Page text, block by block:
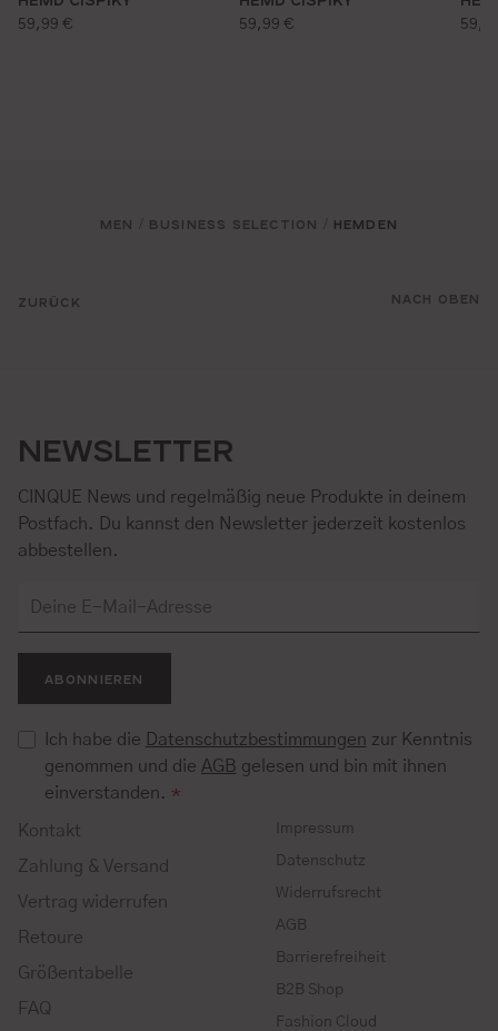
regulärer preis:
59,99 € regulärer preis:
59,99 €
ZURÜCK
MEN BUSINESS SELECTION HEMDEN
NACH OBEN
NEWSLETTER
CINQUE News und regelmäßig neue Produkte in deinem
Postfach. Du kannst den Newsletter jederzeit kostenlos
abbestellen.
ABONNIEREN
Ich habe die Datenschutzbestimmungen zur Kenntnis
genommen und die AGB gelesen und bin mit ihnen
einverstanden. *
Kontakt
Zahlung & Versand
Vertrag widerrufen
Retoure
Größentabelle
FAQ
Impressum
Datenschutz
Widerrufsrecht
AGB
Barrierefreiheit
B2B Shop
Fashion Cloud